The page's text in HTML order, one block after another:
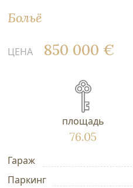
Больё
ЦЕНА 850 000 €
площадь
76.05
Гараж
Паркинг